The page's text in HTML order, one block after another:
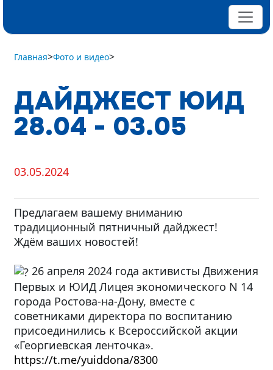
Главная>Фото и видео>
ДАЙДЖЕСТ ЮИД
28.04 - 03.05
03.05.2024
Предлагаем вашему вниманию
традиционный пятничный дайджест!
Ждём ваших новостей!
26 апреля 2024 года активисты Движения
Первых и ЮИДЛицея экономического N 14
города Ростова-на-Дону, вместе с
советниками директора по воспитанию
присоединились к Всероссийской акции
«Георгиевская ленточка».
https://t.me/yuiddona/8300